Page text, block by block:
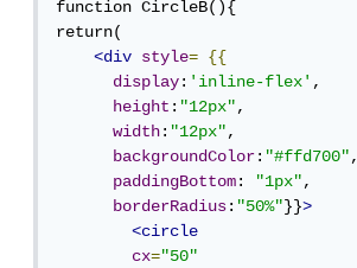
function CircleB(){
return(
<div
style=
{{
display:'inline-flex',
height:"12px",
width:"12px",
backgroundColor:"#ffd700",
paddingBottom: "1px",
borderRadius:"50%"}}>
<circle
cx="50"